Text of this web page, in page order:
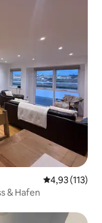
4,93 (113)
& Hafen